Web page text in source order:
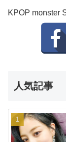
KPOP monster
人気記事